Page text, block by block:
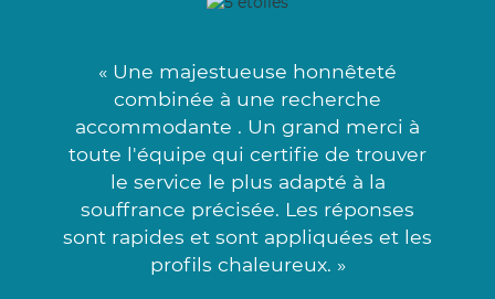
« Une majestueuse honnêteté
combinée à une recherche
accommodante . Un grand merci à
toute l'équipe qui certifie de trouver
le service le plus adapté à la
souffrance précisée. Les réponses
sont rapides et sont appliquées et les
profils chaleureux. »